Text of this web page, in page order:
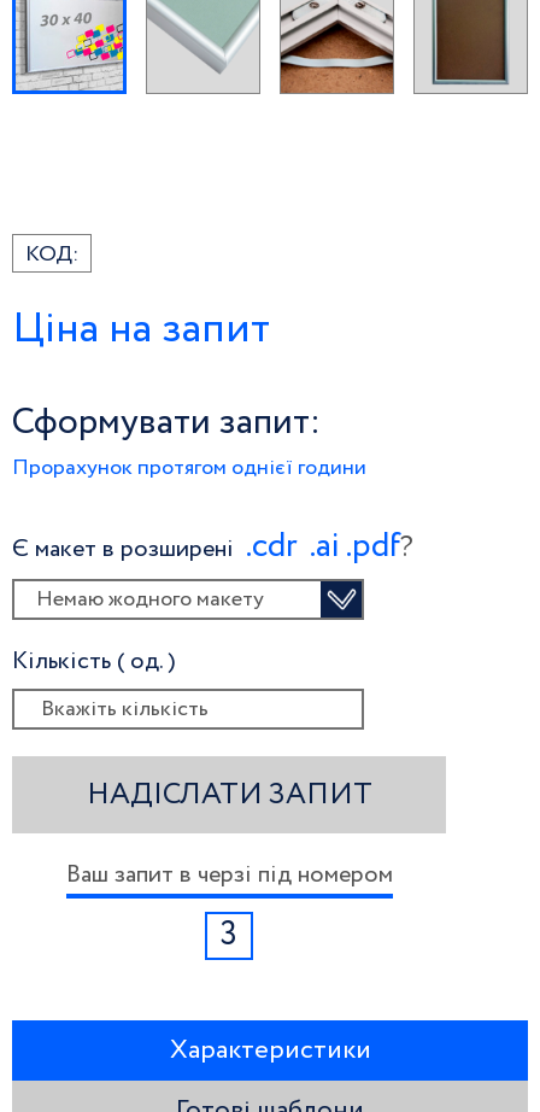
КОД:
Ціна на запит
Сформувати запит:
Прорахунок протягом однієї години
Є макет в розширені .сdr .ai .pdf?
Немаю жодного макету
Кількість ( од. )
НАДІСЛАТИ ЗАПИТ
Ваш запит в черзі під номером
3
Характеристики